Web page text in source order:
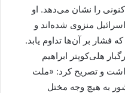
را نشان می‌دهد. او
منزوی شده‌اند و
بر آن‌ها تداوم یابد.
هلی‌کوپتر ابراهیم
و تصریح کرد: «ملت
به هیچ وجه مختل